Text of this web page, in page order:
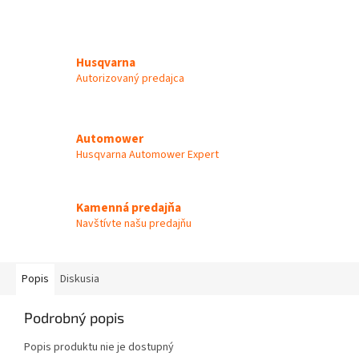
Husqvarna
Autorizovaný predajca
Automower
Husqvarna Automower Expert
Kamenná predajňa
Navštívte našu predajňu
Popis Diskusia
Podrobný popis
Popis produktu nie je dostupný